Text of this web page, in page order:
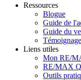
Ressources
Blogue
Guide de
Guide du
Liens utiles
Mon RE/
RE/MAX
Outils